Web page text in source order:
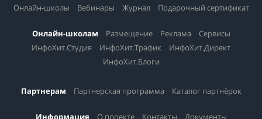
Онлайн-школы
Вебинары Журнал Подарочный сертификат
Онлайн-школам Размещение Реклама
Сервисы
ИнфоХит.Студия
ИнфоХит.Трафик
ИнфоХит.Директ
ИнфоХит.Блоги
Партнерам Партнерская программа Каталог партнёрок
Информация О проекте Контакты
Документы